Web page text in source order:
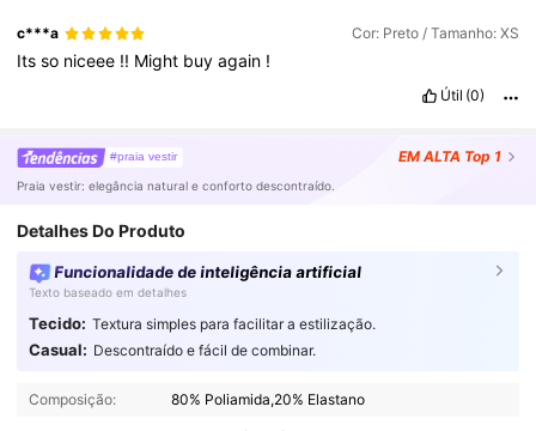
c***a Cor: Preto / Tamanho: XS
Itsso niceee !! Might buyagain !
Útil (0)
#praia vestir EM ALTA Top 1
Praia vestir: elegância natural e conforto descontraído.
Detalhes Do Produto
Funcionalidade de inteligência artificial
Texto baseado em detalhes
Tecido: Textura simples para facilitar a estilização.
Casual: Descontraído e fácil de combinar.
Composição: 80% Poliamida,20% Elastano
4,90 316K Seguidores